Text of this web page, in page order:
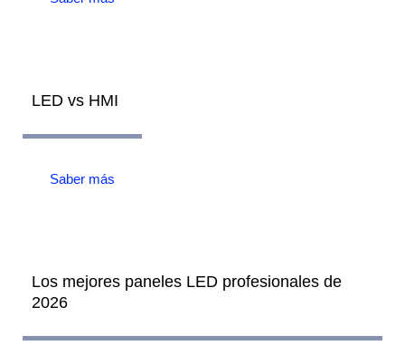
LED vs HMI
Saber más
Los mejores paneles LED profesionales de
2026